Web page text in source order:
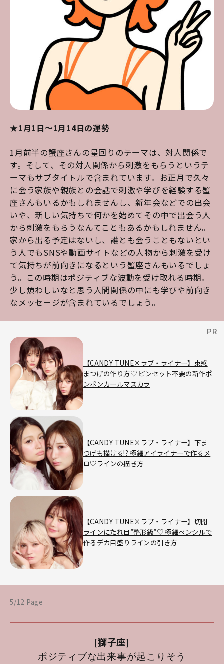
★1月1日～1月14日の運勢
1月前半の蟹座さんの星回りのテーマは、対人関係で
す。そして、その対人関係から刺激をもらうというテ
ーマもサブタイトルで含まれています。お正月で久々
に会う家族や親族との会話で刺激や学びを経験する蟹
座さんもいるかもしれませんし、新年会などでの出会
いや、新しい気持ちで何かを始めてその中で出会う人
から刺激をもらうなんてこともあるかもしれません。
家から出る予定はないし、誰とも会うこともないとい
う人でもSNSや動画サイトなどの人物から刺激を受け
て気持ちが前向きになるという蟹座さんもいるでしょ
う。この時期はポジティブな波動を受け取れる時期。
少し煩わしいなと思う人間関係の中にも学びや前向き
なメッセージが含まれているでしょう。
【CANDY TUNE×ラブ・ライナー】束感
まつげの作り方♡ ピンセット不要の新作ポ
ンポンカールマスカラ
【CANDY TUNE×ラブ・ライナー】下ま
つげも描ける!? 極細アイライナーで作るメ
ロ♡ラインの描き方
【CANDY TUNE×ラブ・ライナー】切開
ラインにたれ目”整形級”♡ 極細ペンシルで
作るデカ目盛りラインの引き方
5/12 Page
[獅子座]
ポジティブな出来事が起こりそう